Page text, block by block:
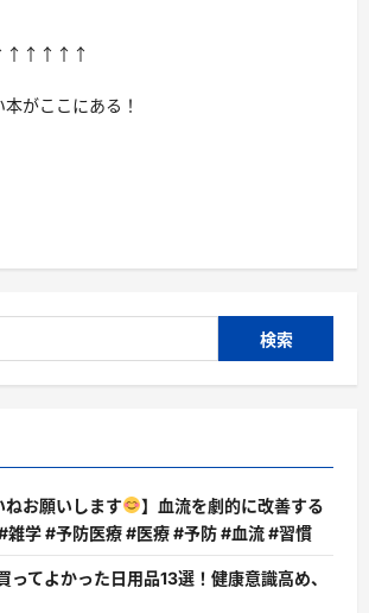
がここにある！
ねお願いします
】血流を劇的に改善する
学 #予防医療 #医療 #予防 #血流 #習慣
ってよかった日用品13選！健康意識高め、